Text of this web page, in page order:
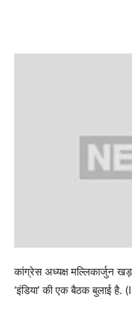
कांग्रेस अध्यक्ष मल्लिकार्जुन
‘इंडिया’ की एक बैठक बुलाई